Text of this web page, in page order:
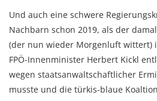
Und auch eine schwere
Nachbarn schon 2019, als der
(der nun wieder Morgenluft wittert)
FPÖ-Innenminister Herbert Kickl
wegen staatsanwaltschaftlicher
musste und die türkis-blaue